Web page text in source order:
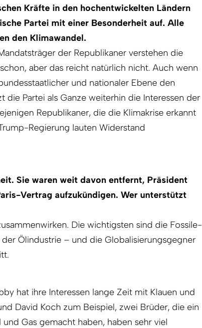
Kräfte in den hochentwickelten Ländern
Partei mit einer Besonderheit auf. Alle
den Klimawandel.
der Republikaner verstehen die
aber das reicht natürlich nicht. Auch wenn
und nationaler Ebene den
die Partei als Ganze weiterhin die Interessen der
Republikaner, die die Klimakrise erkannt
Regierung lauten Widerstand
Sie waren weit davon entfernt, Präsident
Vertrag aufzukündigen. Wer unterstützt
Die wichtigsten sind die Fossile-
Ölindustrie – und die Globalisierungsgegner
hat ihre Interessen lange Zeit mit Klauen und
David Koch zum Beispiel, zwei Brüder, die ein
Gas gemacht haben, haben sehr viel